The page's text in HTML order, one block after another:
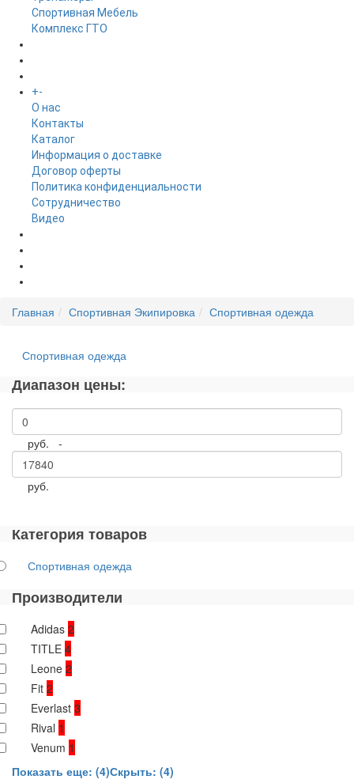
Спортивная Мебель
Комплекс ГТО
+-
O нас
Контакты
Каталог
Информация о доставке
Договор оферты
Политика конфиденциальности
Сотрудничество
Видео
Главная Спортивная Экипировка Спортивная одежда
Спортивная одежда
Диапазон цены:
руб. -
руб.
Категория товаров
Спортивная одежда
Производители
Adidas 2
TITLE 4
Leone 2
Fit 2
Everlast 3
Rival 1
Venum 1
Показать еще: (4)Скрыть: (4)